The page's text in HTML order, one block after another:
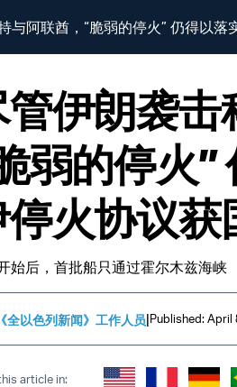
与阿联酋，“脆弱的停火” 仍得以
伊朗袭击
弱的停火
火协议获
始后，首批船只通过霍尔木兹海峡
《全以色列新闻》工作人员|Published: April
article in: